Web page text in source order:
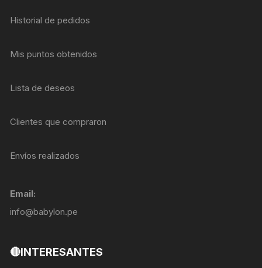
Historial de pedidos
Mis puntos obtenidos
Lista de deseos
Clientes que compraron
Envíos realizados
Email:
info@babylon.pe
🔴INTERESANTES